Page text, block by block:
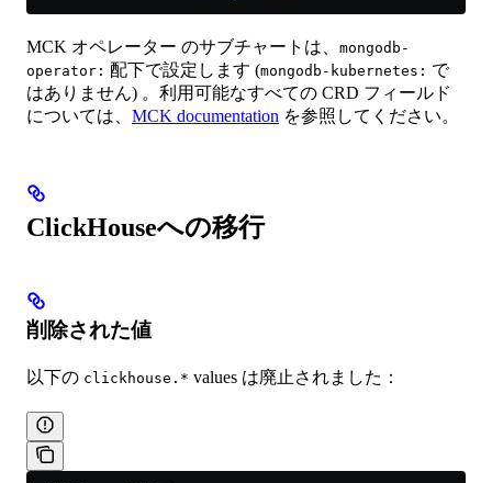
MCK オペレーター のサブチャートは、 mongodb-
operator: 配下で設定します (mongodb-kubernetes: で
はありません) 。利用可能なすべての CRD フィールド
については、 MCK documentation を参照してください。
ClickHouseへの移行
削除された値
以下の clickhouse.* values は廃止されました：